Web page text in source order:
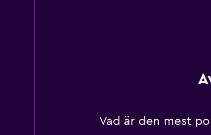
Vad är den mest